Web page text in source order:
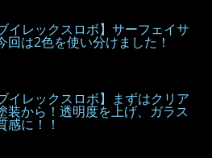
イレックスロボ】サーフェイサ
回は2色を使い分けました！
イレックスロボ】まずはクリア
装から！透明度を上げ、ガラス
感に！！